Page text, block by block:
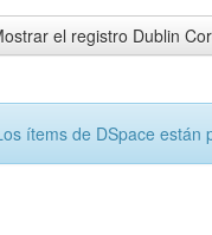
el registro Dublin
ítems de DSpace están